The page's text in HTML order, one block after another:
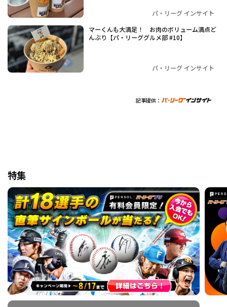
パ・リーグ インサイト
マーくんも大満足！ お肉のボリューム満点ど
んぶり【パ・リーググルメ部 #10】
パ・リーグ インサイト
記事提供：
特集